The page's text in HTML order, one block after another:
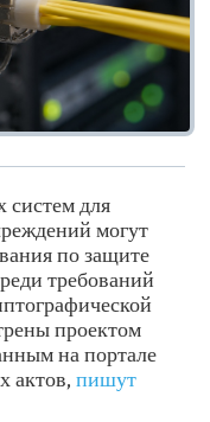
систем для
могут
по защите
требований
проектом
на портале
актов, пишут